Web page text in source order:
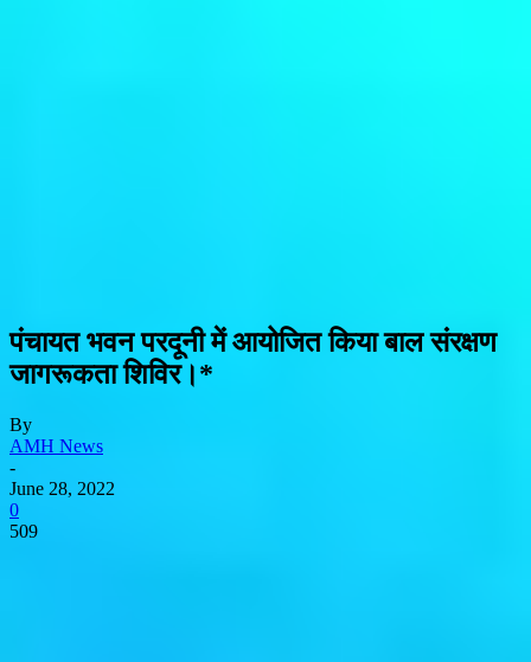
पंचायत भवन परदूनी में आयोजित किया बाल संरक्षण
जागरूकता शिविर।*
By
AMH News
-
June 28, 2022
0
509